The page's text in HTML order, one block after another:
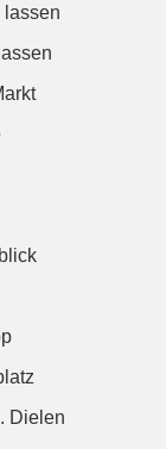
lassen
Dielen